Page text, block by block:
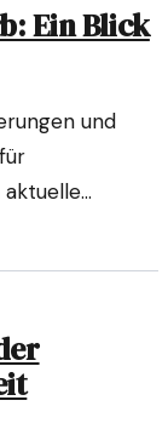
Ein Blick
und
aktuelle